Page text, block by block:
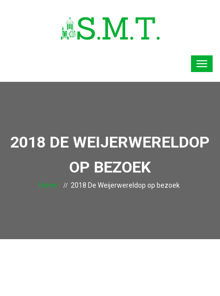
2018 DE WEIJERWERELDOP
OP BEZOEK
Home 2018 De Weijerwereldop op bezoek